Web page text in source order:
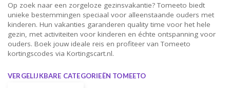
Op zoek naar een zorgeloze gezinsvakantie? Tomeeto biedt
unieke bestemmingen speciaal voor alleenstaande ouders met
kinderen. Hun vakanties garanderen quality time voor het hele
gezin, met activiteiten voor kinderen en échte ontspanning voor
ouders. Boek jouw ideale reis en profiteer van Tomeeto
kortingscodes via Kortingscart.nl.
VERGELIJKBARE CATEGORIEËN TOMEETO